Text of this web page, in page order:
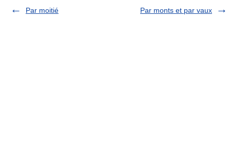
Par moitié
Par monts et par vaux